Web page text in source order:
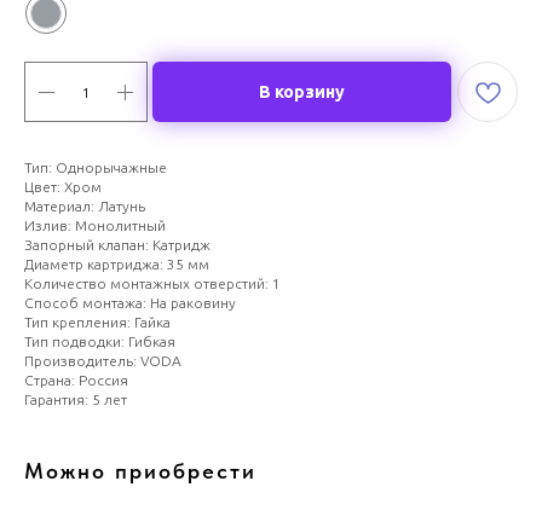
В корзину
Тип: Однорычажные
Цвет: Хром
Материал: Латунь
Излив: Монолитный
Запорный клапан: Катридж
Диаметр картриджа: 35 мм
Количество монтажных отверстий: 1
Способ монтажа: На раковину
Тип крепления: Гайка
Тип подводки: Гибкая
Производитель: VODA
Страна: Россия
Гарантия: 5 лет
Можно приобрести